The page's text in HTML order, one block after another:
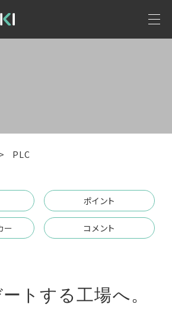
> PLC
ポイント
ー コメント
トする工場へ。